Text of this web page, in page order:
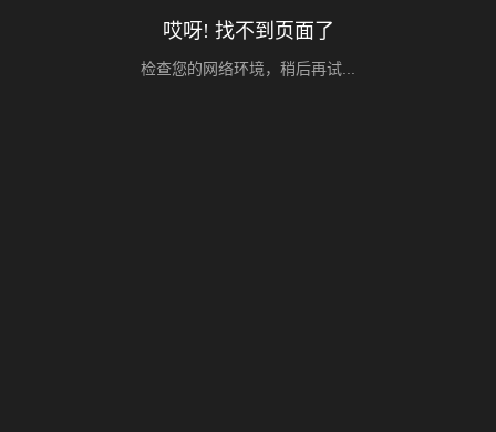
哎呀! 找不到页面了
检查您的网络环境，稍后再试...